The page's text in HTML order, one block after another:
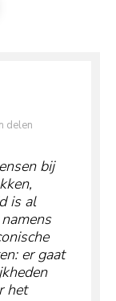
delen
bij
is al
er gaat
het